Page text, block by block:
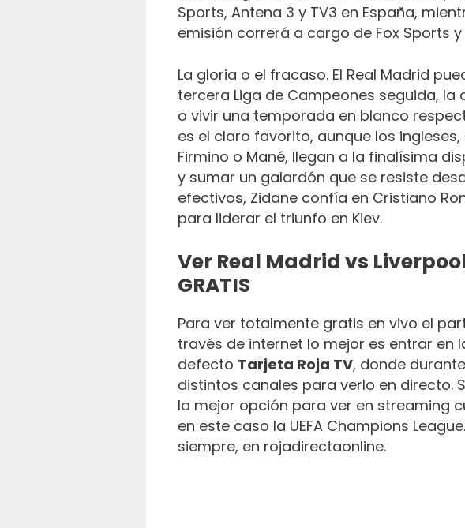
Sports, Antena 3 y TV3 en España,
emisión correrá a cargo de Fox Sports y
La gloria o el fracaso. El Real Madrid
tercera Liga de Campeones seguida,
o vivir una temporada en blanco
es el claro favorito, aunque los
Firmino o Mané, llegan a la finalísima
y sumar un galardón que se resiste
efectivos, Zidane confía en Cristiano
para liderar el triunfo en Kiev.
Ver Real Madrid vs
GRATIS
Para ver totalmente gratis en vivo el
través de internet lo mejor es entrar en
defecto Tarjeta Roja TV, donde
distintos canales para verlo en directo.
la mejor opción para ver en streaming
en este caso la UEFA Champions
siempre, en rojadirectaonline.